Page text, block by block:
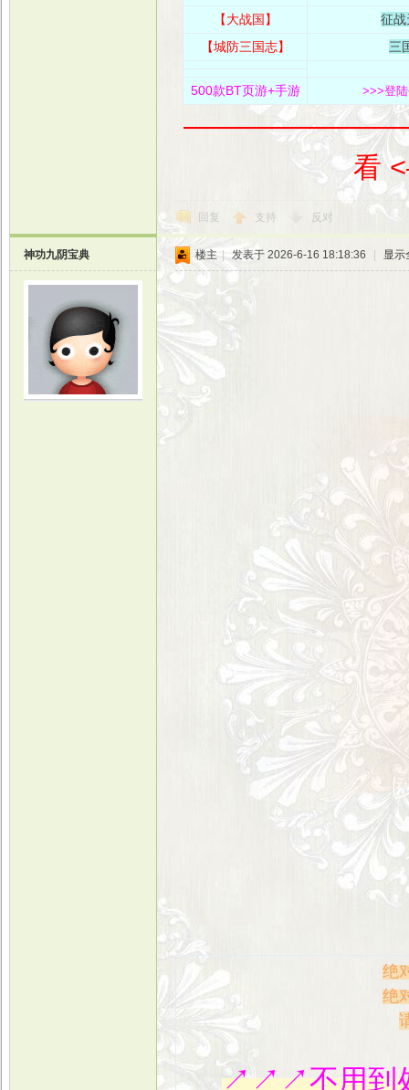
【大战国】
征战
【城防三国志】
三
500款BT页游+手游 >>>登
——————————>
看
回复 支持 反对
神功九阴宝典 楼主 发表于 2026-6-16 18:18:36 显示
绝
绝
↗↗↗不用到